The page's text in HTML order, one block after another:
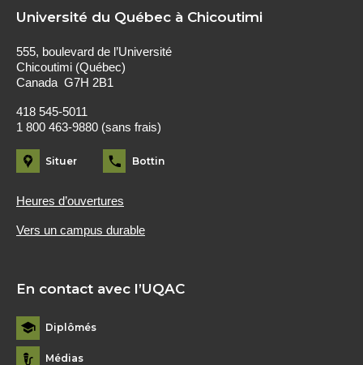
Université du Québec à Chicoutimi
555, boulevard de l’Université
Chicoutimi (Québec)
Canada G7H 2B1
418 545-5011
1 800 463-9880 (sans frais)
Situer Bottin
Heures d’ouvertures
Vers un campus durable
En contact avec l’UQAC
Diplômés
Médias